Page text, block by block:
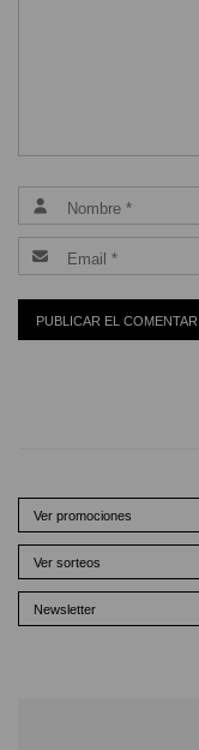
Ver promociones
Ver sorteos
Newsletter